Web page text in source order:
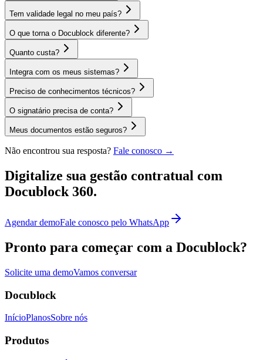
Tem validade legal no meu país?
O que torna o Docublock diferente?
Quanto custa?
Integra com os meus sistemas?
Preciso de conhecimentos técnicos?
O signatário precisa de conta?
Meus documentos estão seguros?
Não encontrou sua resposta? Fale conosco →
Digitalize sua gestão contratual com
Docublock 360.
Agendar demoFale conosco pelo WhatsApp
Pronto para começar com a Docublock?
Solicite uma demoVamos conversar
Docublock
InícioPlanosSobre nós
Produtos